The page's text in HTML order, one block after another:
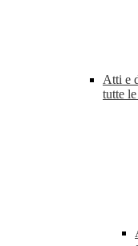
Atti e
tutte